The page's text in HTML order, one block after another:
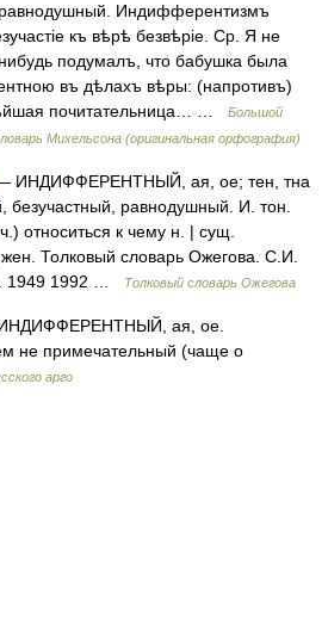
Индифферентизмъ
къ вѣрѣ безвѣріе. Ср. Я не
подумалъ, что бабушка была
въ дѣлахъ вѣры: (напротивъ)
почитательница… …
Большой
Михельсона (оригинальная орфография)
ИНДИФФЕРЕНТНЫЙ, ая, ое; тен, тна
безучастный, равнодушный. И. тон.
относиться к чему н. | сущ.
Толковый словарь Ожегова. С.И.
1949 1992 …
Толковый словарь Ожегова
ая, ое.
не примечательный (чаще о
арго